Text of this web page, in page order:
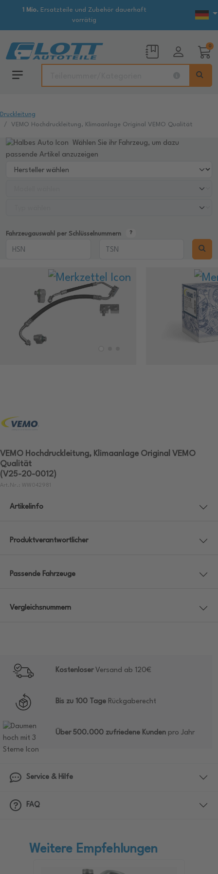
1 Mio.Ersatzteile und Zubehör dauerhaft
vorrätig
0
Druckleitung
VEMO Hochdruckleitung, Klimaanlage Original VEMO Qualität
Wählen Sie ihr Fahrzeug, um dazu
passende Artikel anzuzeigen
Fahrzeugauswahl per Schlüsselnummern
VEMO Hochdruckleitung, Klimaanlage Original VEMO
Qualität
(V25-20-0012)
Art.Nr.: WW042981
Artikelinfo
Produktverantwortlicher
Passende Fahrzeuge
Vergleichsnummern
KostenloserVersand ab 120€
Bis zu 100 Tage Rückgaberecht
Über 500.000 zufriedene Kunden pro Jahr
Service & Hilfe
FAQ
Weitere Empfehlungen